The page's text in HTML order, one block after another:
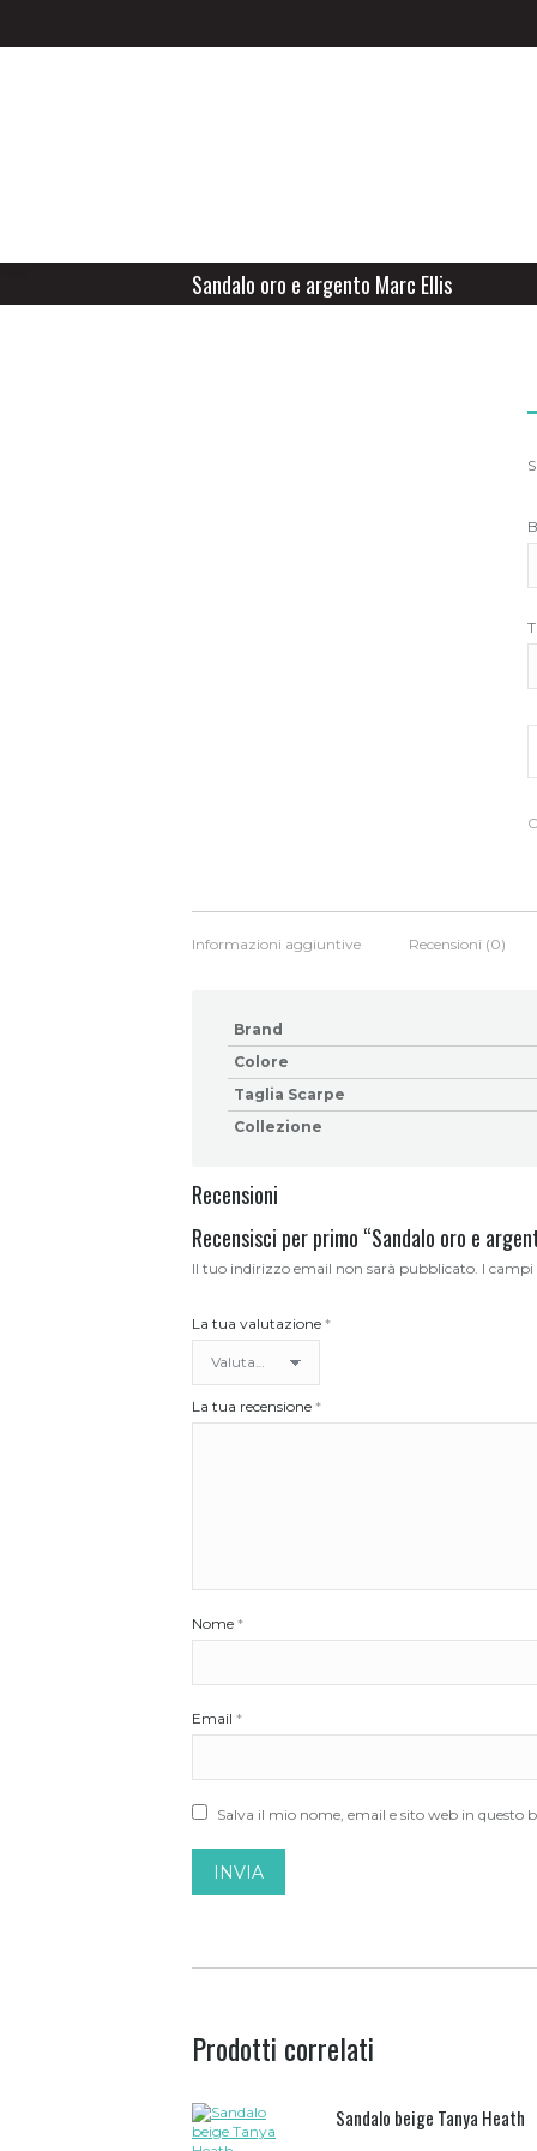
Sandalo oro e argento Marc Ellis
Informazioni aggiuntive Recensioni (0)
Brand
Colore
Taglia Scarpe
Collezione
Recensioni
Recensisci per primo “Sandalo oro e
Il tuo indirizzo email non sarà pubblicato. I
La tua valutazione *
La tua recensione *
Nome *
Email *
Salva il mio nome, email e sito web in questo
Prodotti correlati
Sandalo beige Tanya Heath